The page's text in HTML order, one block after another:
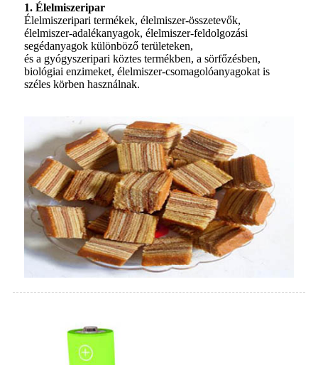
1. Élelmiszeripar
Élelmiszeripari termékek, élelmiszer-összetevők,
élelmiszer-adalékanyagok, élelmiszer-feldolgozási
segédanyagok különböző területeken,
és a gyógyszeripari köztes termékben, a sörfőzésben,
biológiai enzimeket, élelmiszer-csomagolóanyagokat is
széles körben használnak.